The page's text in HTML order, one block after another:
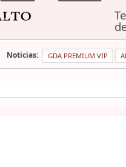
Noticias: GDA PREMIUM VIP